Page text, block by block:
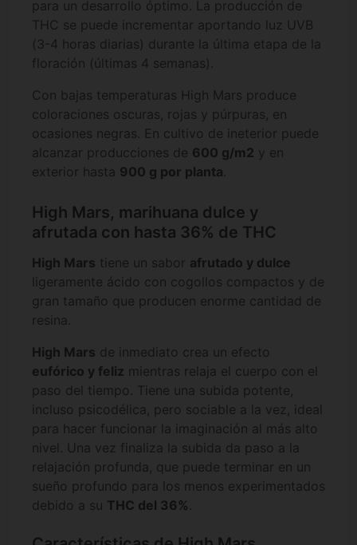
para un desarrollo óptimo. La producción de
THC se puede incrementar aportando luz UVB
(3-4 horas diarias) durante la última etapa de la
floración (últimas 4 semanas).
Con bajas temperaturas High Mars produce
coloraciones oscuras, rojas y púrpuras, en
ocasiones negras. En cultivo de ineterior puede
alcanzar producciones de 600 g/m2 y en
exterior hasta 900 g por planta.
High Mars, marihuana dulce y
afrutada con hasta 36% de THC
High Mars tiene un sabor afrutado y dulce
ligeramente ácido con cogollos compactos y de
gran tamaño que producen enorme cantidad de
resina.
High Mars de inmediato crea un efecto
eufórico y feliz mientras relaja el cuerpo con el
paso del tiempo. Tiene una subida potente,
incluso psicodélica, pero sociable a la vez, ideal
para hacer funcionar la imaginación al más alto
nivel. Una vez finaliza la subida da paso a la
relajación profunda, que puede terminar en un
sueño profundo para los menos experimentados
debido a su THC del 36% .